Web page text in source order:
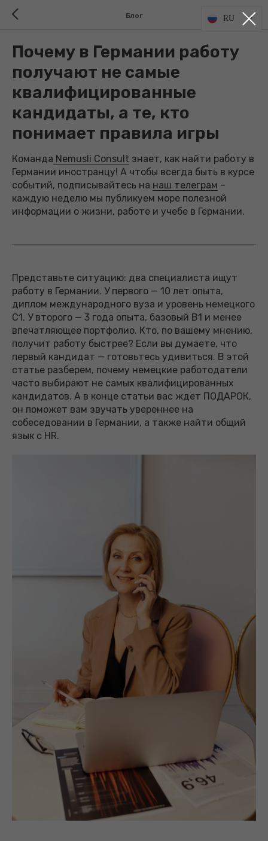
Блог
Почему в Германии работу
получают не самые
квалифицированные
кандидаты, а те, кто
понимает правила игры
Команда Nemusli Consult знает, как найти работу в
Германии иностранцу! А чтобы всегда быть в курсе
событий, подписывайтесь на наш телеграм –
каждую неделю мы публикуем море полезной
информации о жизни, работе и учебе в Германии.
Представьте ситуацию: два специалиста ищут
работу в Германии. У первого — 10 лет опыта,
диплом международного вуза и уровень немецкого
C1. У второго — 3 года опыта, базовый B1 и менее
впечатляющее портфолио. Кто, по вашему мнению,
получит работу быстрее? Если вы думаете, что
первый кандидат — готовьтесь удивиться. В этой
статье разберем, почему немецкие работодатели
часто выбирают не самых квалифицированных
кандидатов. А в конце статьи вас ждет ПОДАРОК,
он поможет вам звучать увереннее на
собеседовании в Германии, а также найти общий
язык с HR.
RU